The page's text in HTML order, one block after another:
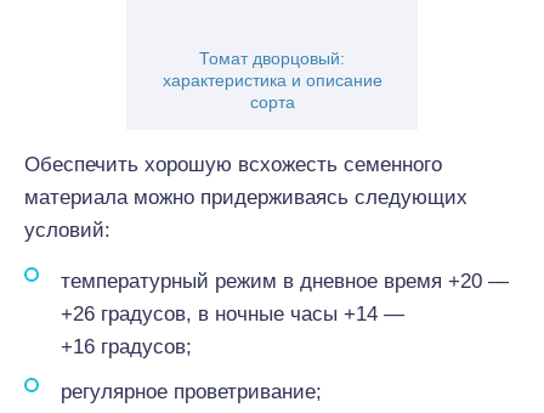
Томат дворцовый:
характеристика и описание
сорта
Обеспечить хорошую всхожесть семенного
материала можно придерживаясь следующих
условий:
температурный режим в дневное время +20 —
+26 градусов, в ночные часы +14 —
+16 градусов;
регулярное проветривание;